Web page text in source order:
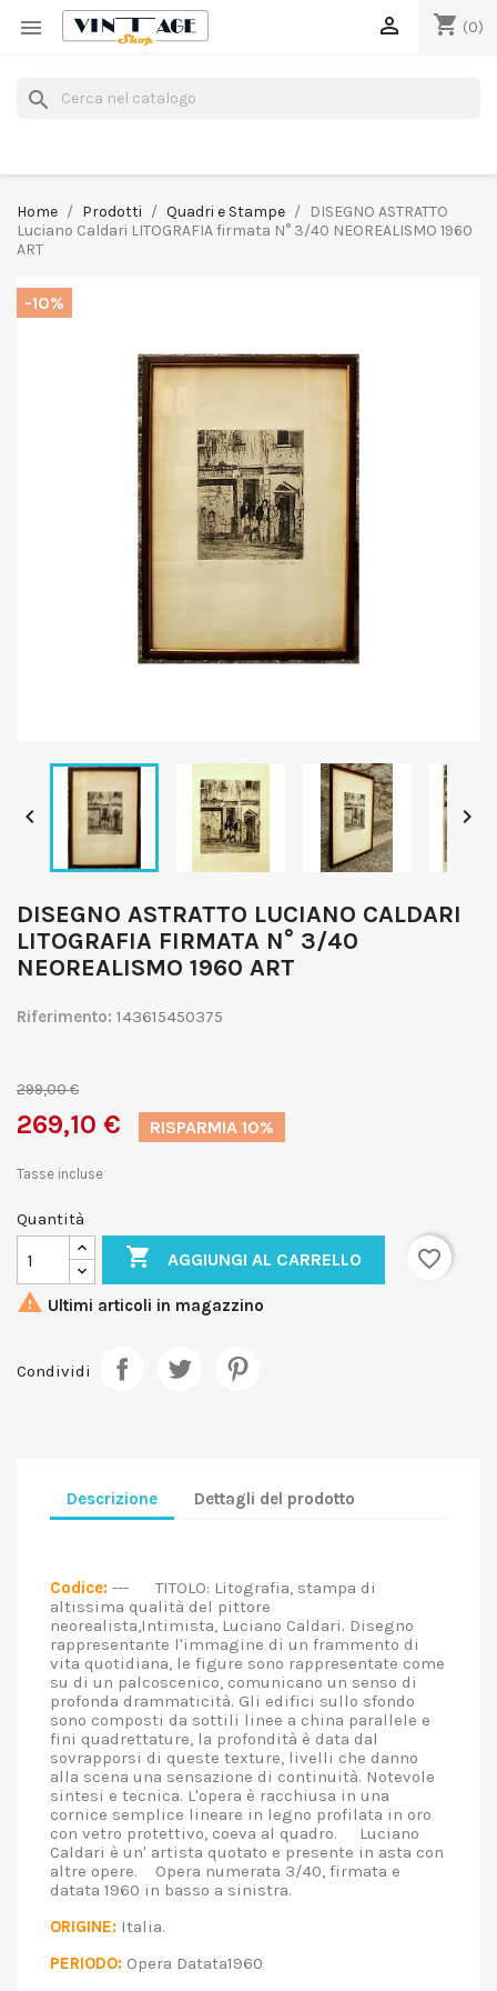
 shopping_cart (0)

search
Home Prodotti Quadri e Stampe
DISEGNO ASTRATTO
Luciano Caldari LITOGRAFIA firmata N° 3/40 NEOREALISMO 1960
ART
-10%
 
DISEGNO ASTRATTO LUCIANO CALDARI
LITOGRAFIA FIRMATA N° 3/40
NEOREALISMO 1960 ART
Riferimento: 143615450375
299,00 €
269,10 € RISPARMIA 10%
Tasse incluse
Quantità
 AGGIUNGI AL CARRELLO
favorite_border
 Ultimi articoli in magazzino
Condividi
Descrizione Dettagli del prodotto
Codice: --- TITOLO: Litografia, stampa di
altissima qualità del pittore
neorealista,Intimista, Luciano Caldari. Disegno
rappresentante l'immagine di un frammento di
vita quotidiana, le figure sono rappresentate come
su di un palcoscenico, comunicano un senso di
profonda drammaticità. Gli edifici sullo sfondo
sono composti da sottili linee a china parallele e
fini quadrettature, la profondità è data dal
sovrapporsi di queste texture, livelli che danno
alla scena una sensazione di continuità. Notevole
sintesi e tecnica. L'opera è racchiusa in una
cornice semplice lineare in legno profilata in oro
con vetro protettivo, coeva al quadro. Luciano
Caldari è un' artista quotato e presente in asta con
altre opere. Opera numerata 3/40, firmata e
datata 1960 in basso a sinistra.
ORIGINE: Italia.
PERIODO: Opera Datata1960